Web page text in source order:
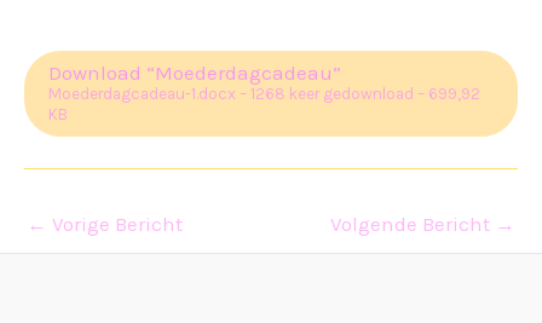
Download “Moederdagcadeau”
Moederdagcadeau-1.docx – 1268 keer gedownload – 699,92
KB
← Vorige Bericht Volgende Bericht →